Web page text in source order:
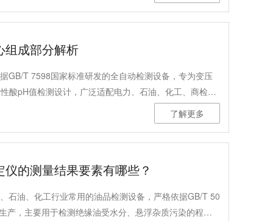
组成部分解析
GB/T 7598国家标准研发的全自动检测设备，专为变压
酸pH值检测设计，广泛适配电力、石油、化工、商检及
体化结构，实现检测全流程自动化，兼顾检测精度与操
了解更多
的测量结果要素有哪些？
石油、化工行业常用的油品检测设备，严格依据GB/T 50
产，主要用于检测绝缘油受水分、悬浮杂质污染的程